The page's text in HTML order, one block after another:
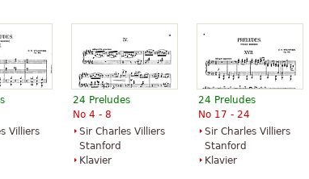
Villiers
24 Preludes
No 4 - 8
Sir Charles Villiers
Stanford
Klavier
24 Preludes
No 17 - 24
Sir Charles Villiers
Stanford
Klavier